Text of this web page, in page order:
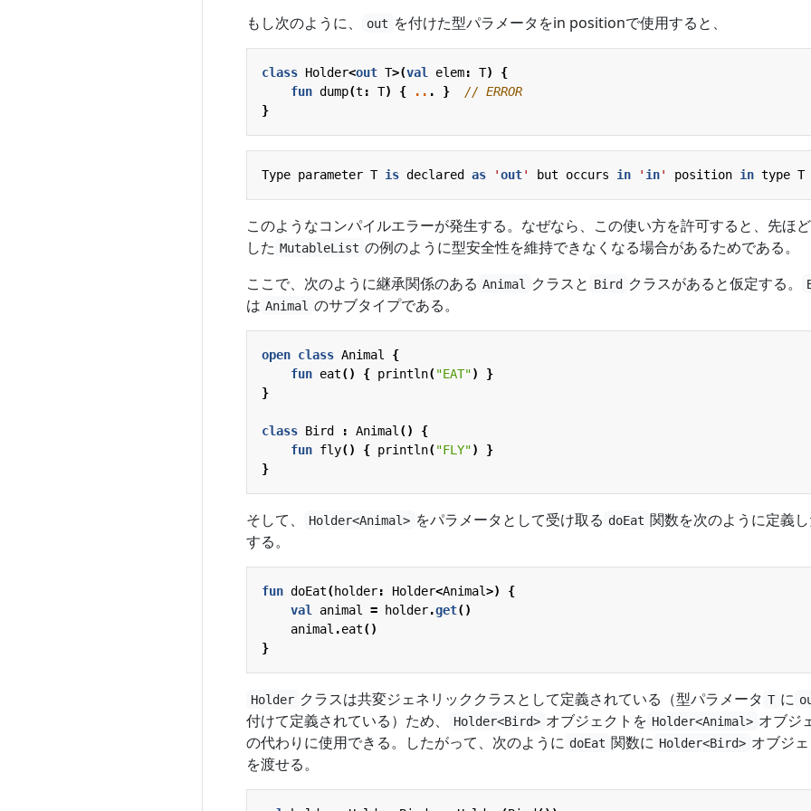
もし次のように、 out を付けた型パラメータをin positionで使用すると、
class Holder<out T>(val elem: T)
{
fun dump(t : T) { .. . }
}
Type parameter T is declared as 'out' but occurs in ' in' position in type T
このようなコンパイルエラーが発生する。なぜなら、この使い方を許可すると、先ほ
した MutableList の例のように型安全性を維持できなくなる場合があるためである。
ここで、次のように継承関係のある Animal クラスと Bird クラスがあると仮定する。
は Animal のサブタイプである。
open class Animal
{
fun eat() { println("EAT")
}
}
class Bird : Animal ()
{
fun fly() { println("FLY")
}
}
そして、 Holder<Animal> をパラメータとして受け取る doEat 関数を次のように定義
する。
fun doEat(holder: Holder<Animal>)
{
val
animal = holder.get()
animal .eat()
}
Holder クラスは共変ジェネリッククラスとして定義されている（型パラメータ T に
付けて定義されている）ため、 Holder<Bird> オブジェクトを Holder<Animal> オブジ
の代わりに使用できる。したがって、次のように doEat 関数に Holder<Bird> オブジ
を渡せる。